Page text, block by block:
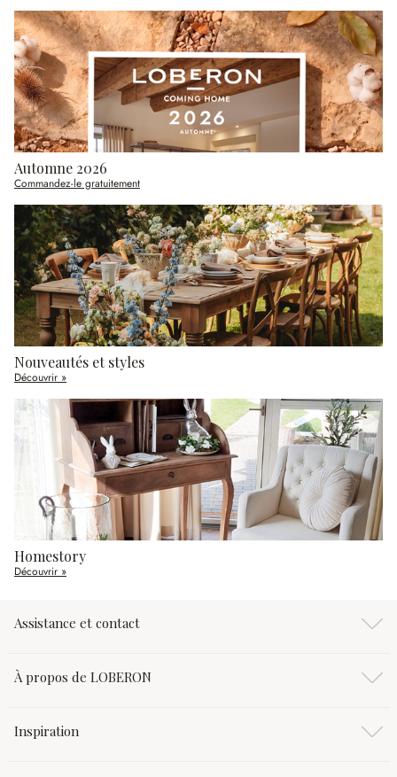
Automne 2026
Commandez-le gratuitement
Nouveautés et styles
Découvrir »
Homestory
Découvrir »
Assistance et contact
À propos de LOBERON
Inspiration